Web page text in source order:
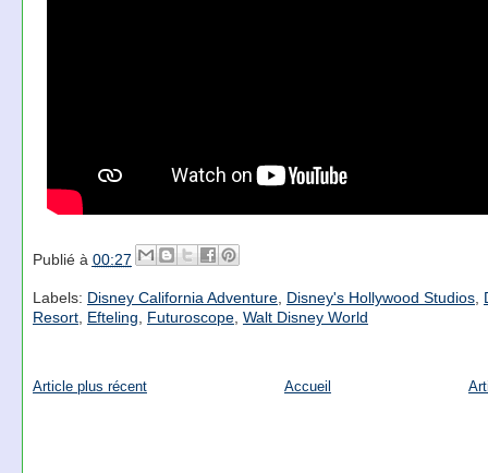
Publié à 00:27
Labels: Disney California Adventure, Disney's Hollywood Studios,
Resort, Efteling Futuroscope, Walt Disney World
Article plus récent Accueil